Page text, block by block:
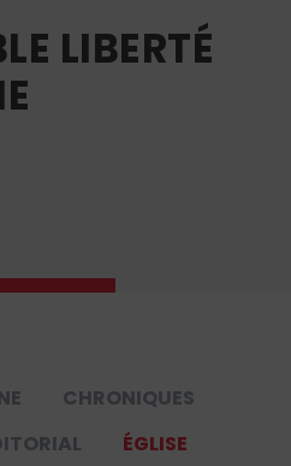
LIBERTÉ
CHRONIQUES
ÉGLISE